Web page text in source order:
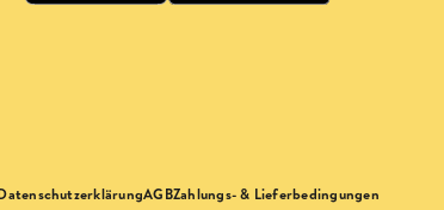
AGBZahlungs- & Lieferbedingungen